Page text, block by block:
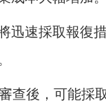
迅速採取報復
查後，可能採